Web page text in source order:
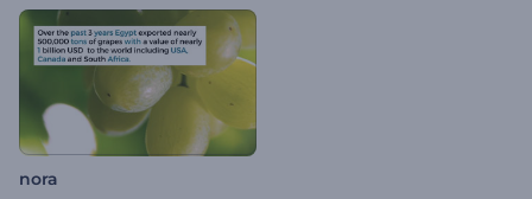
nora